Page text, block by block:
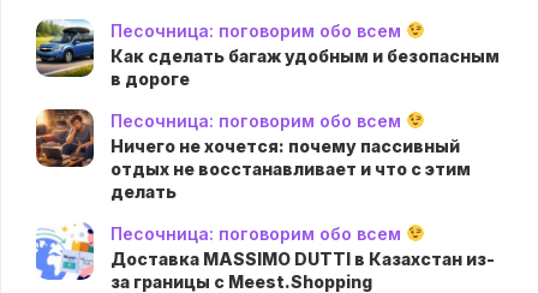
Песочница: поговорим обо всем
Как сделать багаж удобным и безопасным
в дороге
Песочница: поговорим обо всем
Ничего не хочется: почему пассивный
отдых не восстанавливает и что с этим
делать
Песочница: поговорим обо всем
Доставка MASSIMO DUTTI в Казахстан из-
за границы с Meest.Shopping